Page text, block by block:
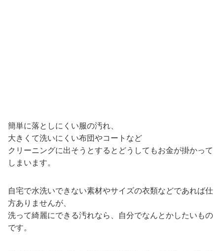
簡単に落としにくい服の汚れ、
大きくて洗いにくい布団やコートなど
クリーニングに出そうとするとどうしてもお金が掛かって
しまいます。
自宅で水洗いできない素材やサイズの衣類などであれば仕
方ありませんが、
洗って綺麗にできる汚れなら、自分でなんとかしたいもの
です。